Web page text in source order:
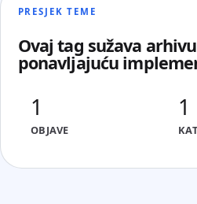
PRESJEK TEME
Ovaj tag sužava
ponavljajuću
1
OBJAVE
1